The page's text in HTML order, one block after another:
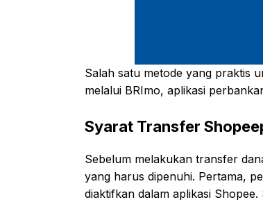
Salah satu metode yang praktis
melalui BRImo, aplikasi
Syarat Transfer
Sebelum melakukan transfer
yang harus dipenuhi. Pertama,
diaktifkan dalam aplikasi